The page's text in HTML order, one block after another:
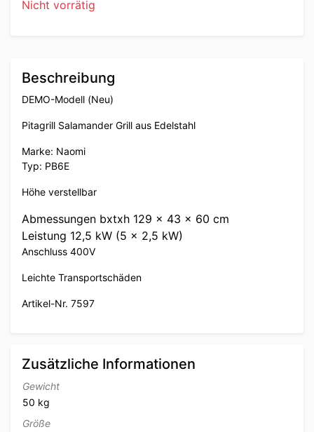
Nicht vorrätig
Beschreibung
DEMO-Modell (Neu)
Pitagrill Salamander Grill aus Edelstahl
Marke: Naomi
Typ: PB6E
Höhe verstellbar
Abmessungen bxtxh 129 x 43 x 60 cm
Leistung 12,5 kW (5 x 2,5 kW)
Anschluss 400V
Leichte Transportschäden
Artikel-Nr. 7597
Zusätzliche Informationen
Gewicht
50 kg
Größe